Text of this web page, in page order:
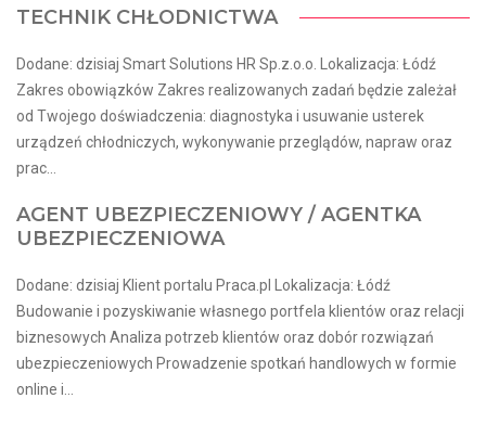
TECHNIK CHŁODNICTWA
Dodane: dzisiaj Smart Solutions HR Sp.z.o.o. Lokalizacja: Łódź
Zakres obowiązków Zakres realizowanych zadań będzie zależał
od Twojego doświadczenia: diagnostyka i usuwanie usterek
urządzeń chłodniczych, wykonywanie przeglądów, napraw oraz
prac...
AGENT UBEZPIECZENIOWY / AGENTKA
UBEZPIECZENIOWA
Dodane: dzisiaj Klient portalu Praca.pl Lokalizacja: Łódź
Budowanie i pozyskiwanie własnego portfela klientów oraz relacji
biznesowych Analiza potrzeb klientów oraz dobór rozwiązań
ubezpieczeniowych Prowadzenie spotkań handlowych w formie
online i...